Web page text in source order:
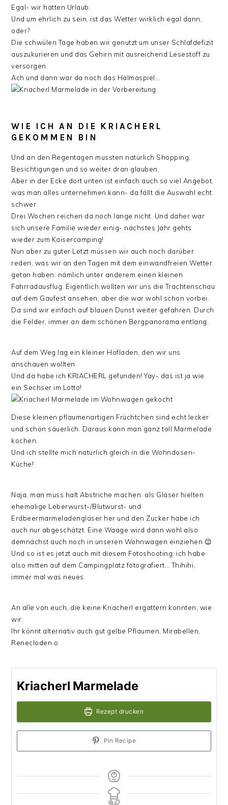
Egal- wir hatten Urlaub.
Und um ehrlich zu sein, ist das Wetter wirklich egal dann,
oder?
Die schwülen Tage haben wir genutzt um unser Schlafdefizit
auszukurieren und das Gehirn mit ausreichend Lesestoff zu
versorgen.
Ach und dann war da noch das Halmaspiel…
WIE ICH AN DIE KRIACHERL
GEKOMMEN BIN
Und an den Regentagen mussten natürlich Shopping,
Besichtigungen und so weiter dran glauben.
Aber in der Ecke dort unten ist einfach auch so viel Angebot,
was man alles unternehmen kann- da fällt die Auswahl echt
schwer.
Drei Wochen reichen da noch lange nicht. Und daher war
sich unsere Familie wieder einig- nächstes Jahr gehts
wieder zum Kaisercamping!
Nun aber zu guter Letzt müssen wir auch noch darüber
reden, was wir an den Tagen mit dem einwandfreien Wetter
getan haben: nämlich unter anderem einen kleinen
Fahrradausflug. Eigentlich wollten wir uns die Trachtenschau
auf dem Gaufest ansehen, aber die war wohl schon vorbei.
Da sind wir einfach auf blauen Dunst weiter gefahren. Durch
die Felder, immer an dem schönen Bergpanorama entlang.
Auf dem Weg lag ein kleiner Hofladen, den wir uns
anschauen wollten.
Und da habe ich KRIACHERL gefunden! Yay- das ist ja wie
ein Sechser im Lotto!
Diese kleinen pflaumenartigen Früchtchen sind echt lecker
und schön säuerlich. Daraus kann man ganz toll Marmelade
kochen.
Und ich stellte mich natürlich gleich in die Wohndosen-
Küche!
Naja, man muss halt Abstriche machen: als Gläser hielten
ehemalige Leberwurst-/Blutwurst- und
Erdbeermarmeladengläser her und den Zucker habe ich
auch nur abgeschätzt. Eine Waage wird dann wohl also
demnächst auch noch in unseren Wohnwagen einziehen 😉
Und so ist es jetzt auch mit diesem Fotoshooting: ich habe
also mitten auf dem Campingplatz fotografiert… Thihihi,
immer mal was neues.
An alle von euch, die keine Kriacherl ergattern konnten, wie
wir:
Ihr könnt alternativ auch gut gelbe Pflaumen, Mirabellen,
Renecloden o
Kriacherl Marmelade
Rezept drucken
Pin Recipe